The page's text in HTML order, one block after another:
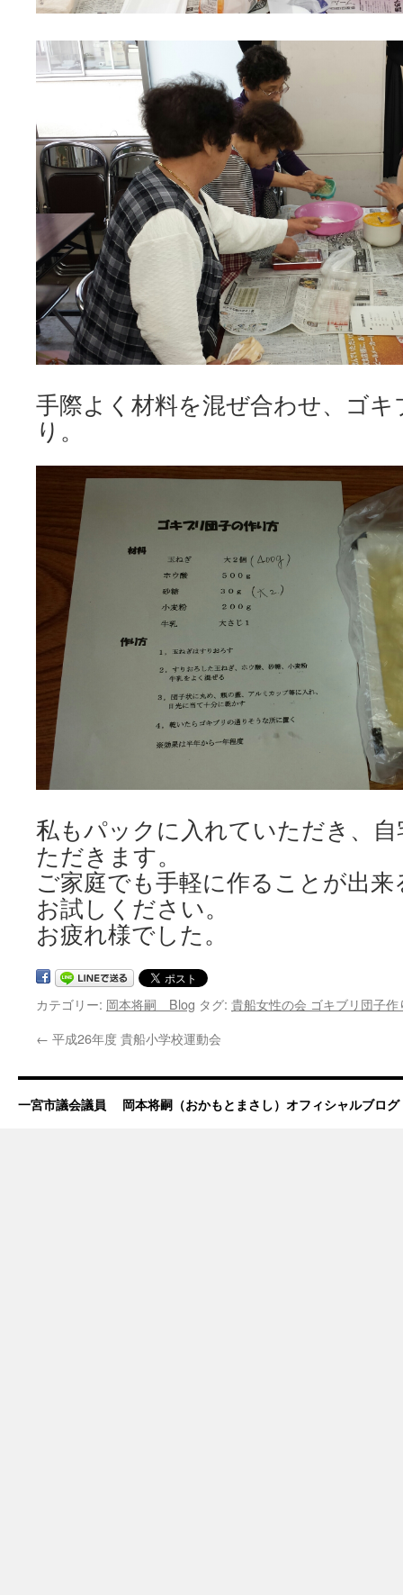
手際よく材料を混ぜ合わせ、ゴ
り。
私もパックに入れていただき、
ただきます。
ご家庭でも手軽に作ることが出
お試しください。
お疲れ様でした。
カテゴリー: 岡本将嗣 Blog タグ: 貴船女性の会 ゴキブリ団子作
← 平成26年度 貴船小学校運動会
一宮市議会議員 岡本将嗣（おかもとまさし）オフィシャルブログ